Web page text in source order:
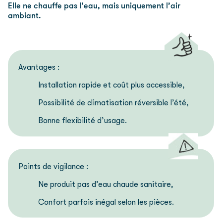
Elle ne chauffe pas l’eau, mais uniquement l’air
ambiant.
Avantages :
Installation rapide et coût plus accessible,
Possibilité de climatisation réversible l’été,
Bonne flexibilité d’usage.
Points de vigilance :
Ne produit pas d’eau chaude sanitaire,
Confort parfois inégal selon les pièces.